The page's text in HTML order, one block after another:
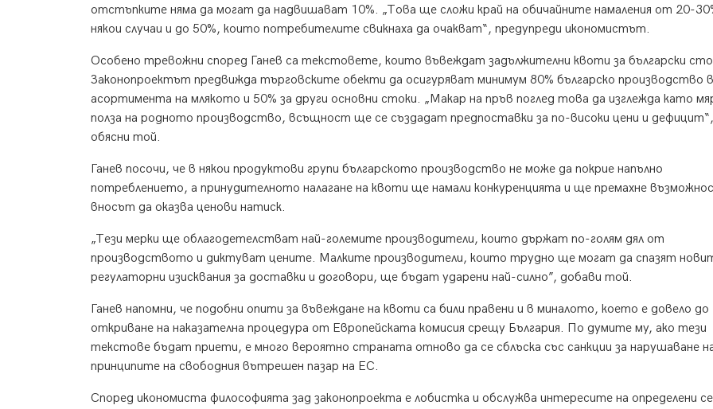
отстъпките няма да могат да надвишават 10%. „Това ще сложи край на обичайните намаления от 20-
някои случаи и до 50%, които потребителите свикнаха да очакват“, предупреди икономистът.
Особено тревожни според Ганев са текстовете, които въвеждат задължителни квоти за български
Законопроектът предвижда търговските обекти да осигуряват минимум 80% българско производство в
асортимента на млякото и 50% за други основни стоки. „Макар на пръв поглед това да изглежда като
полза на родното производство, всъщност ще се създадат предпоставки за по-високи цени и дефицит“,
обясни той.
Ганев посочи, че в някои продуктови групи българското производство не може да покрие напълно
потреблението, а принудителното налагане на квоти ще намали конкуренцията и ще премахне
вносът да оказва ценови натиск.
„Тези мерки ще облагодетелстват най-големите производители, които държат по-голям дял от
производството и диктуват цените. Малките производители, които трудно ще могат да спазят
регулаторни изисквания за доставки и договори, ще бъдат ударени най-силно”, добави той.
Ганев напомни, че подобни опити за въвеждане на квоти са били правени и в миналото, което е довело до
откриване на наказателна процедура от Европейската комисия срещу България. По думите му, ако тези
текстове бъдат приети, е много вероятно страната отново да се сблъска със санкции за нарушаване
принципите на свободния вътрешен пазар на ЕС.
Според икономиста философията зад законопроекта е лобистка и обслужва интересите на определени